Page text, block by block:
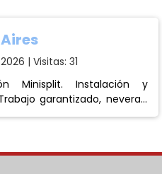
| Visitas: 31
y
garantizado, neveras,
lavadora. Domicilios. Whatsapp: 3117248179.